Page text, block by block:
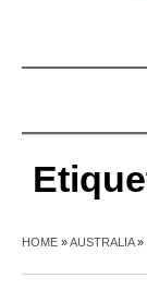
HOME »AUSTRALIA»